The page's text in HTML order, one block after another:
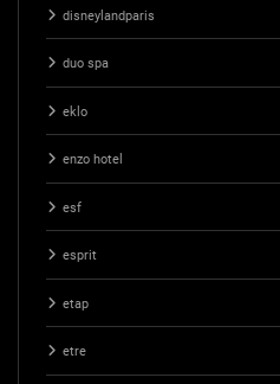
disneylandparis
duo spa
eklo
enzo hotel
esf
esprit
etap
etre